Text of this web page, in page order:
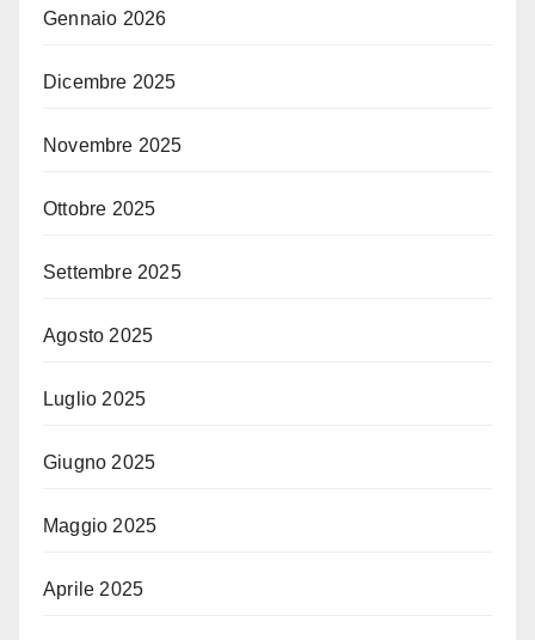
Gennaio 2026
Dicembre 2025
Novembre 2025
Ottobre 2025
Settembre 2025
Agosto 2025
Luglio 2025
Giugno 2025
Maggio 2025
Aprile 2025